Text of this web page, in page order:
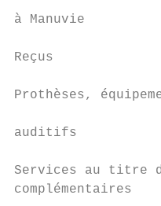
à Manuvie
Reçus
Prothèses,
auditifs
Services au